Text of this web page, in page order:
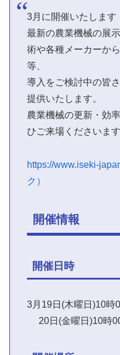
3月に開催いたします
最新の農業機械の展
術や各種メーカーか
等、
導入をご検討中の皆
提供いたします。
農業機械の更新・効
ひご来場くださいま
https://www.iseki-
ク）
開催情報
開催日時
3月19日(木曜日)10時
20日(金曜日)10時